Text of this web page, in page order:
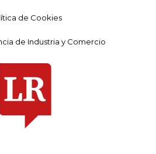
de Cookies
de Industria y Comercio